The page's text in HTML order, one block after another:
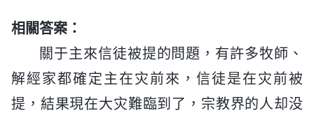
相關答案：
關于主來信徒被提的問題，有許多牧師、
解經家都確定主在灾前來，信徒是在灾前被
提，結果現在大灾難臨到了，宗教界的人却没